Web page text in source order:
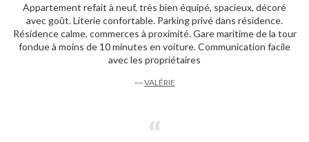
Appartement refait à neuf, très bien équipé, spacieux, décoré
avec goût. Literie confortable. Parking privé dans résidence.
Résidence calme, commerces à proximité. Gare maritime de la tour
fondue à moins de 10 minutes en voiture. Communication facile
avec les propriétaires
―VALÉRIE